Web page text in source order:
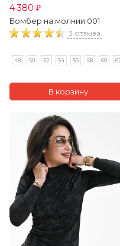
4 380 ₽
Бомбер на молнии 001
3 отзыва
48 50 52 54 56 58 60